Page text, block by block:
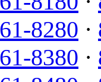
8280 ·
8380 ·